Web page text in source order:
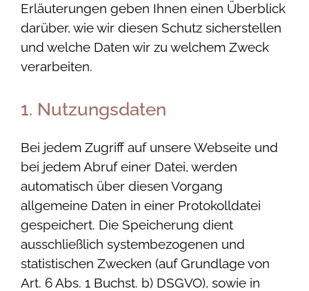
Erläuterungen geben Ihnen einen Überblick
darüber, wie wir diesen Schutz sicherstellen
und welche Daten wir zu welchem Zweck
verarbeiten.
1. Nutzungsdaten
Bei jedem Zugriff auf unsere Webseite und
bei jedem Abruf einer Datei, werden
automatisch über diesen Vorgang
allgemeine Daten in einer Protokolldatei
gespeichert. Die Speicherung dient
ausschließlich systembezogenen und
statistischen Zwecken (auf Grundlage von
Art. 6 Abs. 1 Buchst. b) DSGVO), sowie in